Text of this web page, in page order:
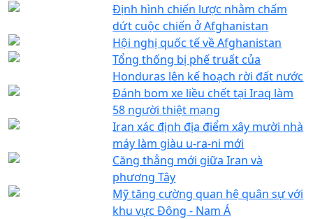
Ðịnh hình chiến lược nhằm chấm
dứt cuộc chiến ở Afghanistan
Hội nghị quốc tế về Afghanistan
Tổng thống bị phế truất của
Honduras lên kế hoạch rời đất nước
Ðánh bom xe liều chết tại Iraq làm
58 người thiệt mạng
Iran xác định địa điểm xây mười nhà
máy làm giàu u-ra-ni mới
Căng thẳng mới giữa Iran và
phương Tây
Mỹ tăng cường quan hệ quân sự với
khu vực Ðông - Nam Á